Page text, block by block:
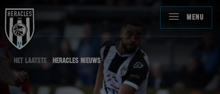
MENU
HET LAATSTE HERACLES NIEUWS